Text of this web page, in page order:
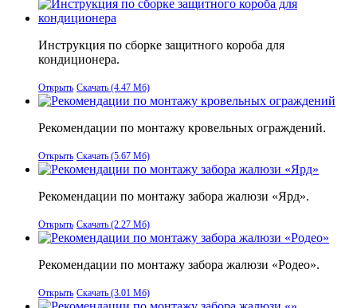
Инструкция по сборке защитного короба для
кондиционера.
Открыть Скачать (4.47 Мб)
Рекомендации по монтажу кровельных ограждений.
Открыть Скачать (5.67 Мб)
Рекомендации по монтажу забора жалюзи «Ярд».
Открыть Скачать (2.27 Мб)
Рекомендации по монтажу забора жалюзи «Родео».
Открыть Скачать (3.01 Мб)